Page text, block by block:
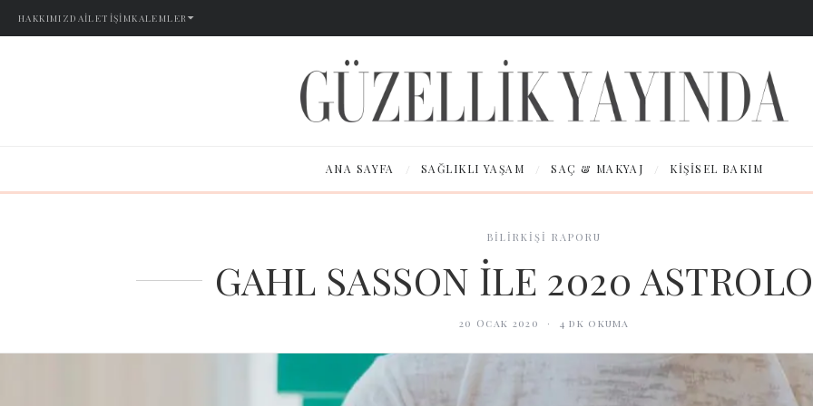
HAKKIMIZDAİLETIŞIMKALEMLER
ANA SAYFA / SAĞLIKLI YAŞAM / SAÇ & MAKYAJ / KIŞISEL BAKIM
BİLİRKİŞİ RAPORU
GAHL SASSON İLE 2020
20 Ocak 2020 · 4 dk okuma